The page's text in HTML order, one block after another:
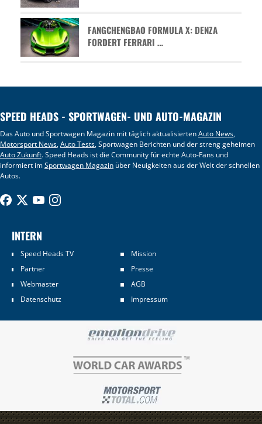
FANGCHENGBAO FORMULA X: DENZA
FORDERT FERRARI …
SPEED HEADS - SPORTWAGEN- UND AUTO-MAGAZIN
Das Auto und Sportwagen Magazin mit täglich aktualisiertenAuto News,
Motorsport News,Auto Tests, Sportwagen Berichten und der streng geheimen
Auto Zukunft. Speed Heads ist die Community für echte Auto-Fans und
informiert imSportwagen Magazin über Neuigkeiten aus der Welt der schnellen
Autos.
INTERN
Speed Heads TV
Mission
Partner
Presse
Webmaster
AGB
Datenschutz
Impressum